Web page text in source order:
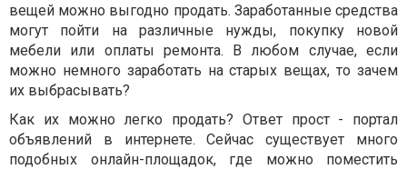
вещей можно выгодно продать. Заработанные средства
могут пойти на различные нужды, покупку новой
мебели или оплаты ремонта. В любом случае, если
можно немного заработать на старых вещах, то зачем
их выбрасывать?
Как их можно легко продать? Ответ прост - портал
объявлений в интернете. Сейчас существует много
подобных онлайн-площадок, где можно поместить